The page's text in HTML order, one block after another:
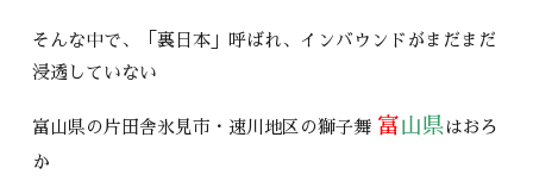
そんな中で、「裏日本」呼ばれ、インバウンドがまだまだ
浸透していない
富山県の片田舎氷見市・速川地区の獅子舞 富山県 はおろ
か